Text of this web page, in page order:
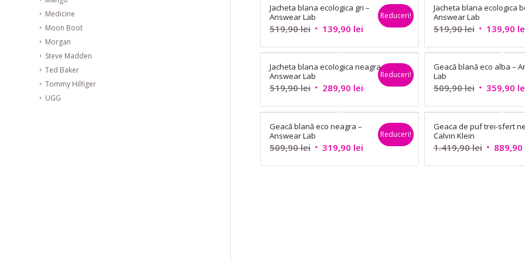
Jacheta blana ecologica gri –
Answear Lab
519,90lei Prețul
a
fost:
519,90 lei.
139,90 leiPrețul
este:
139,90 lei.
Reduceri!
Jacheta blana ecologica
Answear Lab
519,90lei Prețul
a
fost:
519,90 lei.
139,90
Jacheta blana ecologica neagra –
Answear Lab
519,90lei Prețul
a
fost:
519,90 lei.
289,90 leiPrețul
este:
289,90 lei.
Reduceri!
Geacă blană eco alba –
Lab
509,90lei Prețul
a
fost:
509,90 lei.
359,90
Geacă blană eco neagra –
Answear Lab
509,90lei Prețul
319,90 leiPrețul
Reduceri!
Geaca de puf trei-sfert
Calvin Klein
1.419,90lei Prețul
889,90
Medicine
Moon Boot
Morgan
Steve Madden
Ted Baker
Tommy Hilfiger
UGG